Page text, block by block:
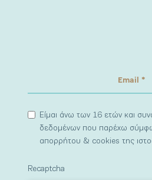
Είμαι άνω των 16 ετών και
δεδομένων που παρέχω
απορρήτου & cookies της
Recaptcha